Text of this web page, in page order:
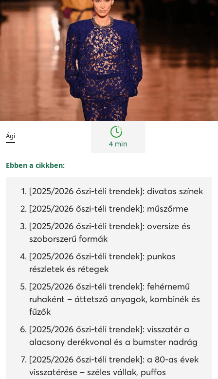
Trendek
Ági
4 min
Ebben a cikkben:
[2025/2026 őszi-téli trendek]: divatos színek
[2025/2026 őszi-téli trendek]: műszőrme
[2025/2026 őszi-téli trendek]: oversize és
szoborszerű formák
[2025/2026 őszi-téli trendek]: punkos
részletek és rétegek
[2025/2026 őszi-téli trendek]: fehérnemű
ruhaként – áttetsző anyagok, kombinék és
fűzők
[2025/2026 őszi-téli trendek]: visszatér a
alacsony derékvonal és a bumster nadrág
[2025/2026 őszi-téli trendek]: a 80-as évek
visszatérése – széles vállak, puffos